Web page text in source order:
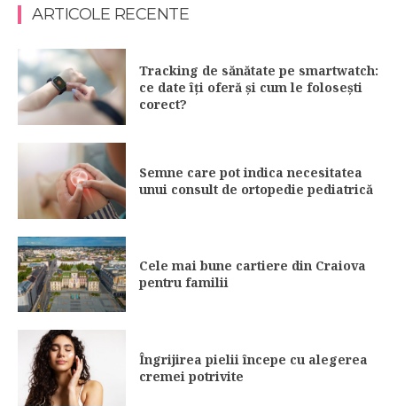
ARTICOLE RECENTE
Tracking de sănătate pe smartwatch:
ce date îți oferă și cum le folosești
corect?
Semne care pot indica necesitatea
unui consult de ortopedie pediatrică
Cele mai bune cartiere din Craiova
pentru familii
Îngrijirea pielii începe cu alegerea
cremei potrivite